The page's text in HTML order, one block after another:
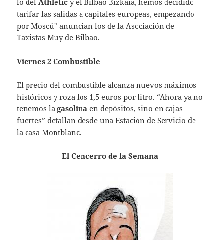
tarifar las salidas a capitales europeas, empezando
por Moscú” anuncian los de la Asociación de
Taxistas Muy de Bilbao.
Viernes 2 Combustible
El precio del combustible alcanza nuevos máximos
históricos y roza los 1,5 euros por litro. “Ahora ya no
tenemos lagasolina en depósitos, sino en cajas
fuertes” detallan desde una Estación de Servicio de
la casa Montblanc.
El Cencerro de la Semana